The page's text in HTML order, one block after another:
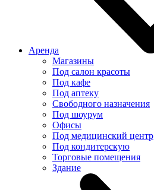
Аренда
Магазины
Под салон красоты
Под кафе
Под аптеку
Свободного назначения
Под шоурум
Офисы
Под медицинский центр
Под кондитерскую
Торговые помещения
Здание